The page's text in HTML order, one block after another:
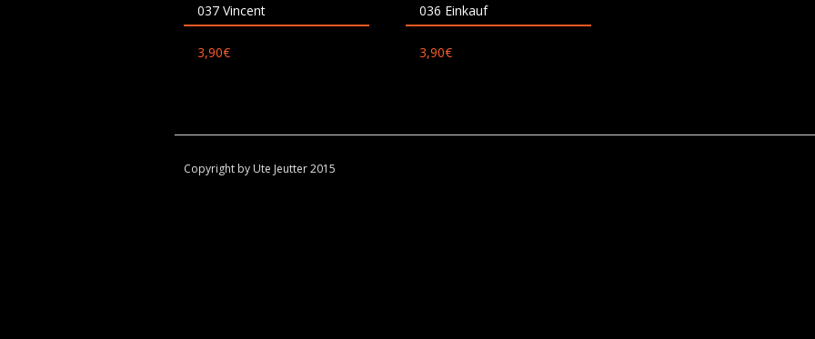
037 Vincent
3,90€
036 Einkauf
3,90€
Copyright by Ute Jeutter 2015